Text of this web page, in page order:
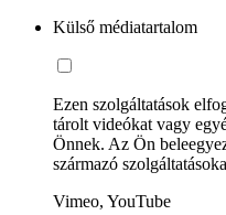
Külső médiatartalom
Ezen szolgáltatások
tárolt videókat vagy
Önnek. Az Ön
származó
Vimeo, YouTube